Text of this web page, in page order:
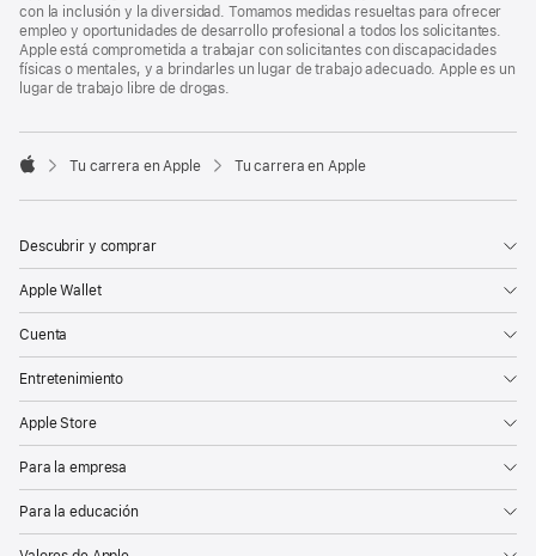
con la inclusión y la diversidad. Tomamos medidas resueltas para ofrecer
empleo y oportunidades de desarrollo profesional a todos los solicitantes.
Apple está comprometida a trabajar con solicitantes con discapacidades
físicas o mentales, y a brindarles un lugar de trabajo adecuado. Apple es un
lugar de trabajo libre de drogas.

Tu carrera en Apple Tu carrera en Apple
Descubrir y comprar
Apple Wallet
Cuenta
Entretenimiento
Apple Store
Para la empresa
Para la educación